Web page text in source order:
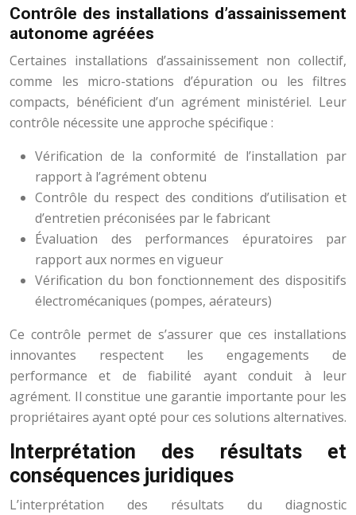
Contrôle des installations d’assainissement
autonome agréées
Certaines installations d’assainissement non collectif,
comme les micro-stations d’épuration ou les filtres
compacts, bénéficient d’un agrément ministériel. Leur
contrôle nécessite une approche spécifique :
Vérification de la conformité de l’installation par
rapport à l’agrément obtenu
Contrôle du respect des conditions d’utilisation et
d’entretien préconisées par le fabricant
Évaluation des performances épuratoires par
rapport aux normes en vigueur
Vérification du bon fonctionnement des dispositifs
électromécaniques (pompes, aérateurs)
Ce contrôle permet de s’assurer que ces installations
innovantes respectent les engagements de
performance et de fiabilité ayant conduit à leur
agrément. Il constitue une garantie importante pour les
propriétaires ayant opté pour ces solutions alternatives.
Interprétation des résultats et
conséquences juridiques
L’interprétation des résultats du diagnostic